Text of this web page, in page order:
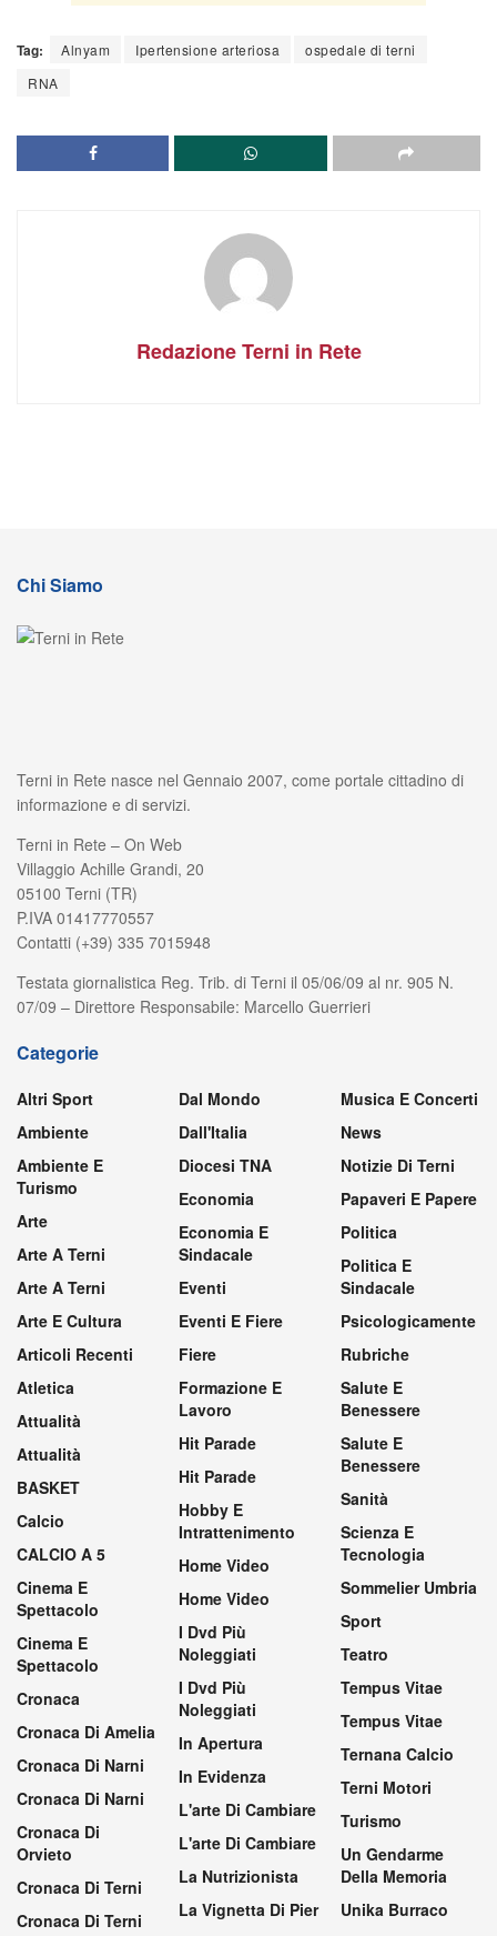
Tag: Alnyam Ipertensione arteriosa
ospedale di terni
RNA
Redazione Terni in Rete
Chi Siamo
Terni in Rete nasce nel Gennaio 2007, come portale cittadino di
informazione e di servizi.
Terni in Rete – On Web
Villaggio Achille Grandi, 20
05100 Terni (TR)
P.IVA 01417770557
Contatti (+39) 335 7015948
Testata giornalistica Reg. Trib. di Terni il 05/06/09 al nr. 905 N.
07/09 – Direttore Responsabile: Marcello Guerrieri
Categorie
Altri Sport
Ambiente
Ambiente E
Turismo
Arte
Arte A Terni
Arte A Terni
Arte E Cultura
Articoli Recenti
Atletica
Attualità
Attualità
BASKET
Calcio
CALCIO A 5
Cinema E
Spettacolo
Cinema E
Spettacolo
Cronaca
Cronaca Di Amelia
Cronaca Di Narni
Cronaca Di Narni
Cronaca Di
Orvieto
Cronaca Di Terni
Cronaca Di Terni
Dal Mondo
Dall'Italia
Diocesi TNA
Economia
Economia E
Sindacale
Eventi
Eventi E Fiere
Fiere
Formazione E
Lavoro
Hit Parade
Hit Parade
Hobby E
Intrattenimento
Home Video
Home Video
I Dvd Più
Noleggiati
I Dvd Più
Noleggiati
In Apertura
In Evidenza
L'arte Di Cambiare
L'arte Di Cambiare
La Nutrizionista
La Vignetta Di Pier
Musica E Concerti
News
Notizie Di Terni
Papaveri E Papere
Politica
Politica E
Sindacale
Psicologicamente
Rubriche
Salute E
Benessere
Salute E
Benessere
Sanità
Scienza E
Tecnologia
Sommelier Umbria
Sport
Teatro
Tempus Vitae
Tempus Vitae
Ternana Calcio
Terni Motori
Turismo
Un Gendarme
Della Memoria
Unika Burraco